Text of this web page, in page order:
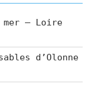
mer – Loire
d’Olonne